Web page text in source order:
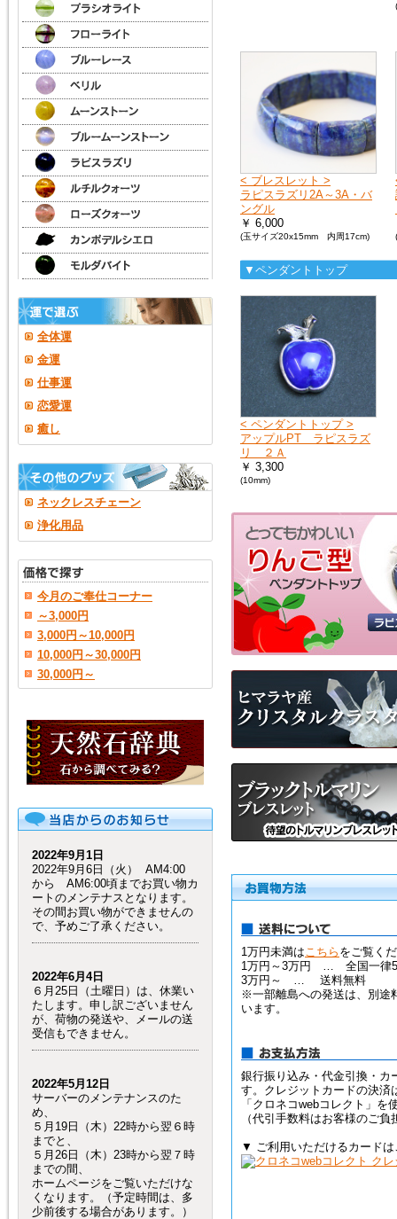
全体運
金運
仕事運
恋愛運
癒し
ネックレスチェーン
浄化用品
今月のご奉仕コーナー
～3,000円
3,000円～10,000円
10,000円～30,000円
30,000円～
2022年9月1日
2022年9月6日（火） AM4:00
から AM6:00頃までお買い物カ
ートのメンテナスとなります。
その間お買い物ができませんの
で、予めご了承ください。
2022年6月4日
６月25日（土曜日）は、休業い
たします。申し訳ございません
が、荷物の発送や、メールの送
受信もできません。
2022年5月12日
サーバーのメンテナンスのた
め、
５月19日（木）22時から翌６時
までと、
５月26日（木）23時から翌７時
までの間、
ホームページをご覧いただけな
くなります。（予定時間は、多
少前後する場合があります。）
< ブレスレット >
ラピスラズリ2A～3A・バ
ングル
￥ 6,000
(玉サイズ20x15mm 内周17cm)
▼ペンダントトップ
< ペンダントトップ >
アップルPT ラピスラズ
リ ２Ａ
￥ 3,300
(10mm)
1万円未満はこちら をご覧く
1万円～3万円 … 全国一律
3万円～ … 送料無料
※一部離島への発送は、別途
います。
銀行振り込み・代金引換・カ
す。クレジットカードの決済
「クロネコwebコレクト」を
（代引手数料はお客様のご負
▼ ご利用いただけるカードは